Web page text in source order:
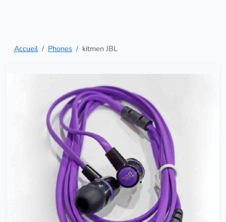
Accueil Phones kitmen JBL